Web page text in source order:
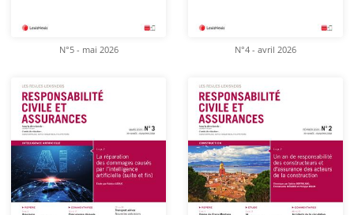
N°5 - mai 2026 N°4 - avril 2026